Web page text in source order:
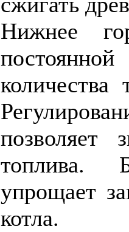
Нижнее
количества
позволяет
топлива.
упрощает
котла.